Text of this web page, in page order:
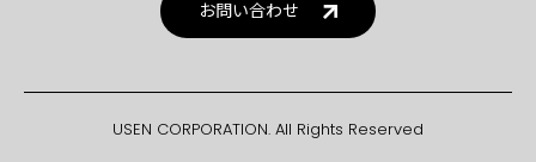
お問い合わせ
USEN CORPORATION. All Rights Reserved